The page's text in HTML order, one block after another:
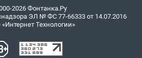
2026 Фонтанка.Ру
ЭЛ № ФС 77-66333 от 14.07.2016
Технологии»